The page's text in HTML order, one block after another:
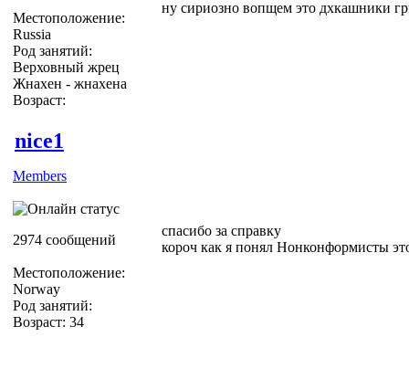
Местоположение:
Russia
Род занятий:
Верховный жрец
Жнахен - жнахена
Возраст:
ну сириозно вопщем это дхкашники
nice1
Members
2974 сообщений
Местоположение:
Norway
Род занятий:
Возраст: 34
спасибо за справку
короч как я понял Нонконформисты